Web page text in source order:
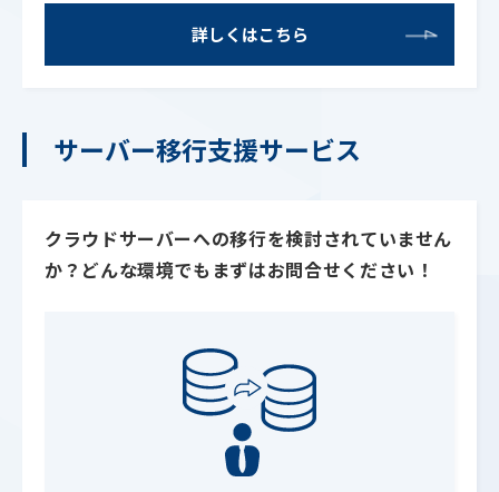
詳しくはこちら
サーバー移行支援サービス
クラウドサーバーへの移行を検討されていません
か？どんな環境でもまずはお問合せください！